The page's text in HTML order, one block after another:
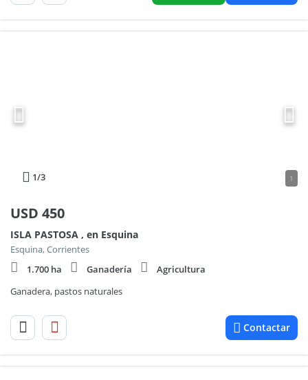
1/3 1
USD 450
ISLA PASTOSA , en Esquina
Esquina, Corrientes
1.700 ha
Ganadería
Agricultura
Ganadera, pastos naturales
Contactar